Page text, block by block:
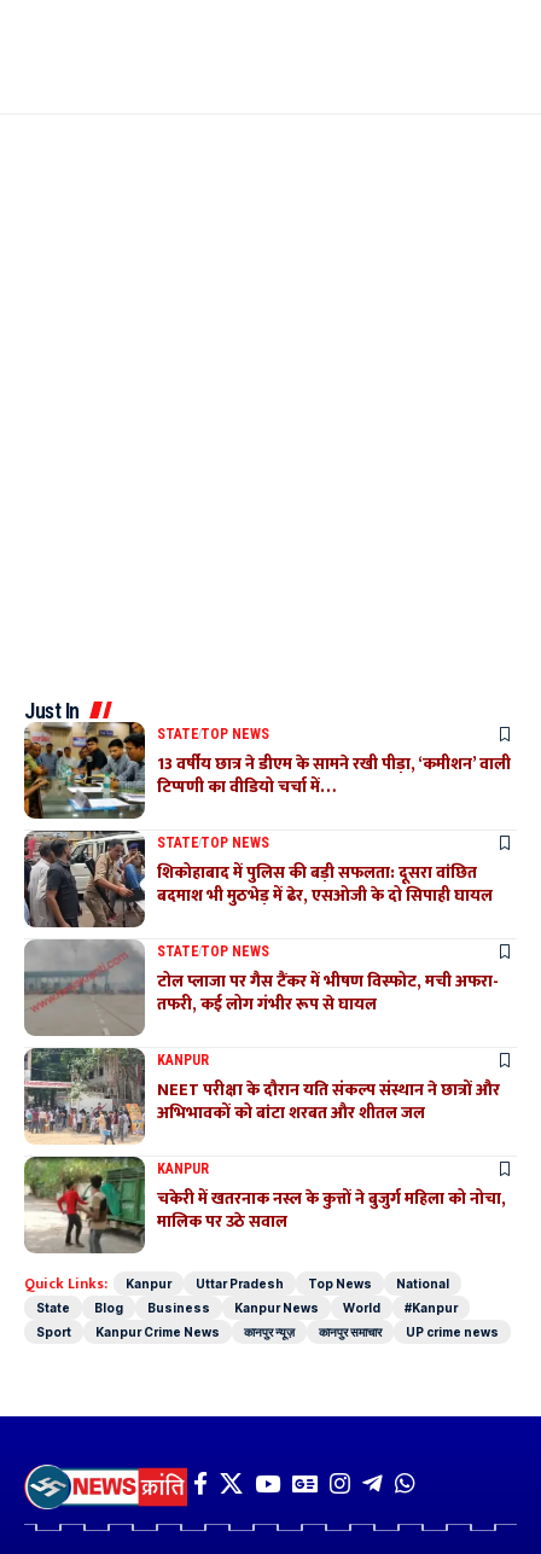
Just In
STATETOP NEWS
13 वर्षीय छात्र ने डीएम के सामने रखी पीड़ा, ‘कमीशन’ वाली
टिप्पणी का वीडियो चर्चा में…
STATETOP NEWS
शिकोहाबाद में पुलिस की बड़ी सफलता: दूसरा वांछित
बदमाश भी मुठभेड़ में ढेर, एसओजी के दो सिपाही घायल
STATETOP NEWS
टोल प्लाजा पर गैस टैंकर में भीषण विस्फोट, मची अफरा-
तफरी, कई लोग गंभीर रूप से घायल
KANPUR
NEET परीक्षा के दौरान यति संकल्प संस्थान ने छात्रों और
अभिभावकों को बांटा शरबत और शीतल जल
KANPUR
चकेरी में खतरनाक नस्ल के कुत्तों ने बुजुर्ग महिला को नोचा,
मालिक पर उठे सवाल
Quick Links: Kanpur Uttar Pradesh Top News
National
State
Blog Business Kanpur News World
#Kanpur
Sport
Kanpur Crime News कानपुर न्यूज़ कानपुर समाचार UP crime news